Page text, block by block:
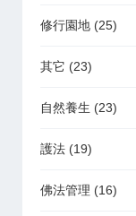
修行園地 (25)
其它 (23)
自然養生 (23)
護法 (19)
佛法管理 (16)